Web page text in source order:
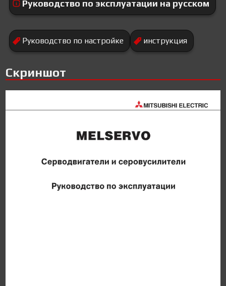
Руководство по эксплуатации на русском
Руководство по настройке инструкция
Скриншот